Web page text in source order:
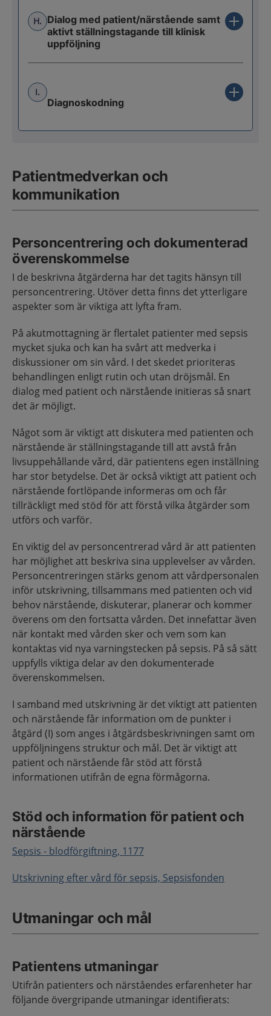
H. Dialog med patient/närstående samt
aktivt ställningstagande till klinisk
uppföljning
I.
Diagnoskodning
Patientmedverkan och
kommunikation
Personcentrering och dokumenterad
överenskommelse
I de beskrivna åtgärderna har det tagits hänsyn till
personcentrering. Utöver detta finns det ytterligare
aspekter som är viktiga att lyfta fram.
På akutmottagning är flertalet patienter med sepsis
mycket sjuka och kan ha svårt att medverka i
diskussioner om sin vård. I det skedet prioriteras
behandlingen enligt rutin och utan dröjsmål. En
dialog med patient och närstående initieras så snart
det är möjligt.
Något som är viktigt att diskutera med patienten och
närstående är ställningstagande till att avstå från
livsuppehållande vård, där patientens egen inställning
har stor betydelse. Det är också viktigt att patient och
närstående fortlöpande informeras om och får
tillräckligt med stöd för att förstå vilka åtgärder som
utförs och varför.
En viktig del av personcentrerad vård är att patienten
har möjlighet att beskriva sina upplevelser av vården.
Personcentreringen stärks genom att vårdpersonalen
inför utskrivning, tillsammans med patienten och vid
behov närstående, diskuterar, planerar och kommer
överens om den fortsatta vården. Det innefattar även
när kontakt med vården sker och vem som kan
kontaktas vid nya varningstecken på sepsis. På så sätt
uppfylls viktiga delar av den dokumenterade
överenskommelsen.
I samband med utskrivning är det viktigt att patienten
och närstående får information om de punkter i
åtgärd (I) som anges i åtgärdsbeskrivningen samt om
uppföljningens struktur och mål. Det är viktigt att
patient och närstående får stöd att förstå
informationen utifrån de egna förmågorna.
Stöd och information för patient och
närstående
Sepsis - blodförgiftning, 1177
Utskrivning efter vård för sepsis, Sepsisfonden
Utmaningar och mål
Patientens utmaningar
Utifrån patienters och närståendes erfarenheter har
följande övergripande utmaningar identifierats: